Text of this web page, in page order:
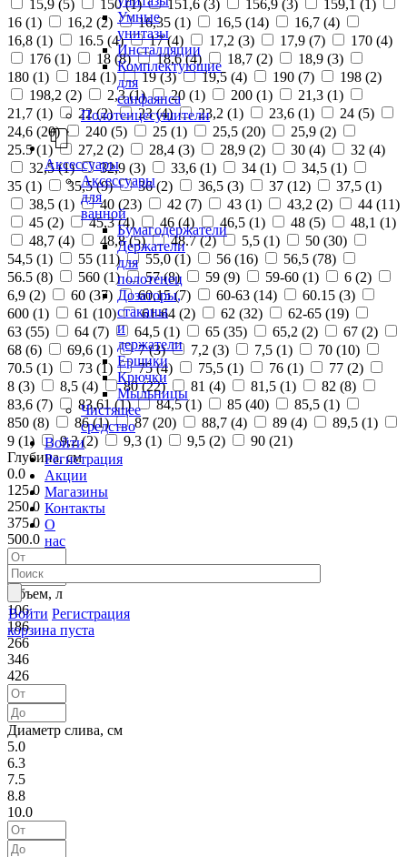
Умные
унитазы
Инсталляции
Комплектующие
для
санфаянса
Полотенцесушители
Аксессуары
Аксессуары
для
ванной
Бумагодержатели
Держатели
для
полотенец
Дозаторы,
стаканы
и
держатели
Ершики
Крючки
Мыльницы
Чистящее
средство
Войти
Регистрация
Акции
Магазины
Контакты
О
нас
Войти Регистрация
корзина пуста
15,9 (5) 150 (1) 151,6 (3) 156,9 (3) 159,1 (1 )
16 (1) 16,2 (2) 16,35 (1) 16,5 (14) 16,7 (4)
16,8 (1) 16.5 (4) 17 (4) 17,2 (3) 17,9 (7) 170 (4)
176 (1) 18 (8) 18,6 (4) 18,7 (2) 18,9 (3)
180 (1) 184 (1) 19 (3) 19,5 (4) 190 (7) 198 (2)
198,2 (2) 2,3 (1) 20 (1) 200 (1) 21,3 (1)
21,7 (1) 22 (2) 23 (4) 23,2 (1) 23,6 (1) 24 (5)
24,6 (20) 240 (5) 25 (1) 25,5 (20) 25,9 (2)
25.5 (1) 27,2 (2) 28,4 (3) 28,9 (2) 30 (4) 32 (4)
32,5 (1) 32,9 (3) 33,6 (1) 34 (1) 34,5 (1)
35 (1) 35,5 (9) 36 (2) 36,5 (3) 37 (12) 37,5 (1)
38,5 (1) 40 (23) 42 (7) 43 (1) 43,2 (2) 44 (11)
45 (2) 45,3 (4) 46 (4) 46,5 (1) 48 (5) 48,1 (1)
48,7 (4) 48,8 (5) 48.7 (2) 5,5 (1) 50 (30)
54,5 (1) 55 (11) 55,0 (1) 56 (16) 56,5 (78)
56.5 (8) 560 (1) 57 (8) 59 (9) 59-60 (1) 6 (2)
6,9 (2) 60 (37) 60,15 (7) 60-63 (14) 60.15 (3)
600 (1) 61 (10) 61-64 (2) 62 (32) 62-65 (19)
63 (55) 64 (7) 64,5 (1) 65 (35) 65,2 (2) 67 (2)
68 (6) 69,6 (1) 7 (3) 7,2 (3) 7,5 (1) 70 (10)
70.5 (1) 73 (1) 75 (4) 75,5 (1) 76 (1) 77 (2)
8 (3) 8,5 (4) 80 (22) 81 (4) 81,5 (1) 82 (8)
83,6 (7) 83,61 (1) 84,5 (1) 85 (40) 85,5 (1)
850 (8) 86 (1) 87 (20) 88,7 (4) 89 (4) 89,5 (1)
9 (1) 9,2 (2) 9,3 (1) 9,5 (2) 90 (21)
Глубина, см
0.0
125.0
250.0
375.0
500.0
Объем, л
106
186
266
346
426
Диаметр слива, см
5.0
6.3
7.5
8.8
10.0